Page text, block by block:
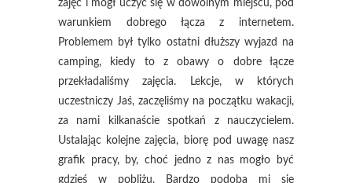
zajęć i mógł uczyć się w dowolnym miejscu, pod
warunkiem dobrego łącza z internetem.
Problemem był tylko ostatni dłuższy wyjazd na
camping, kiedy to z obawy o dobre łącze
przekładaliśmy zajęcia. Lekcje, w których
uczestniczy Jaś, zaczęliśmy na początku wakacji,
za nami kilkanaście spotkań z nauczycielem.
Ustalając kolejne zajęcia, biorę pod uwagę nasz
grafik pracy, by, choć jedno z nas mogło być
gdzieś w pobliżu. Bardzo podoba mi się